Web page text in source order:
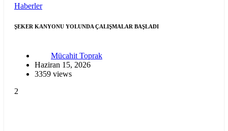
Haberler
ŞEKER KANYONU YOLUNDA ÇALIŞMALAR BAŞLADI
Mücahit Toprak
Haziran 15, 2026
3359 views
2